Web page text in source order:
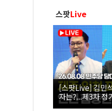
스팟Live
[스팟Live] 김민
자는?...제3차 정
합동연설회 생중